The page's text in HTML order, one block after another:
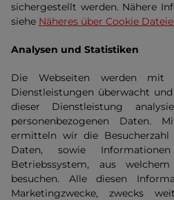
sichergestellt werden. Nähere
siehe Näheres über Cookie
Analysen und Statistiken
Die Webseiten werden mit
Dienstleistungen überwacht
dieser Dienstleistung
personenbezogenen Daten.
ermitteln wir die Besucherzahl
Daten, sowie
Betriebssystem, aus
besuchen. Alle diesen
Marketingzwecke, zwecks